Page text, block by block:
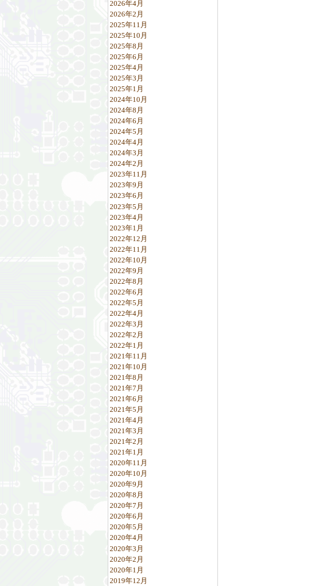
2026年4月
2026年2月
2025年11月
2025年10月
2025年8月
2025年6月
2025年4月
2025年3月
2025年1月
2024年10月
2024年8月
2024年6月
2024年5月
2024年4月
2024年3月
2024年2月
2023年11月
2023年9月
2023年6月
2023年5月
2023年4月
2023年1月
2022年12月
2022年11月
2022年10月
2022年9月
2022年8月
2022年6月
2022年5月
2022年4月
2022年3月
2022年2月
2022年1月
2021年11月
2021年10月
2021年8月
2021年7月
2021年6月
2021年5月
2021年4月
2021年3月
2021年2月
2021年1月
2020年11月
2020年10月
2020年9月
2020年8月
2020年7月
2020年6月
2020年5月
2020年4月
2020年3月
2020年2月
2020年1月
2019年12月